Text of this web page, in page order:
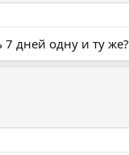
7 дней одну и ту же?